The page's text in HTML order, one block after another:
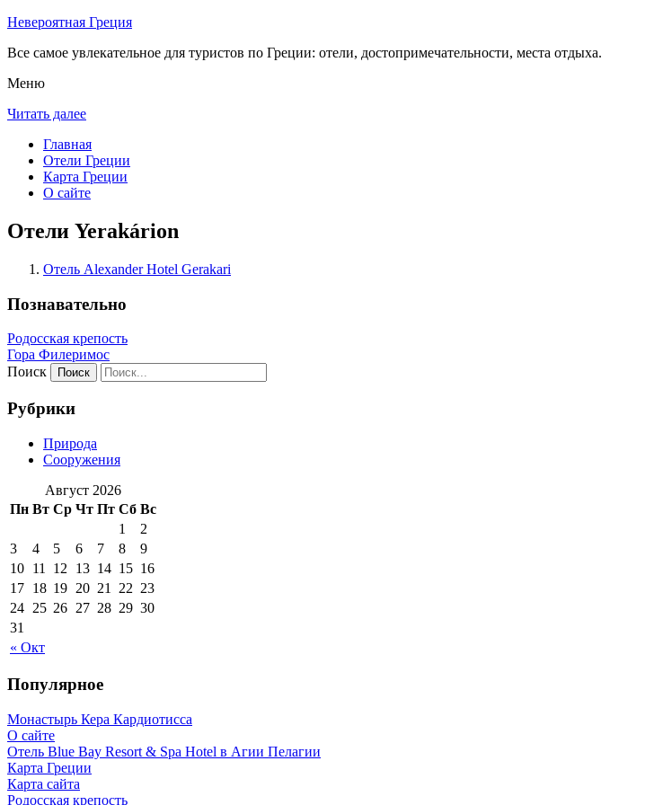
Невероятная Греция
Все самое увлекательное для туристов по Греции: отели, достопримечательности, места отдыха.
Меню
Читать далее
Главная
Отели Греции
Карта Греции
О сайте
Отели Yerakárion
Отель Alexander Hotel Gerakari
Познавательно
Родосская крепость
Гора Филеримос
Поиск
Рубрики
Природа
Сооружения
Август 2026
Пн Вт Ср Чт Пт Сб Вс
« Окт
1
2
3
4 5 6 7 8
9
10 11 12 13 14 15 16
17 18 19 20 21 22 23
24 25 26 27 28 29 30
31
Популярное
Монастырь Кера Кардиотисса
О сайте
Отель Blue Bay Resort & Spa Hotel в Агии Пелагии
Карта Греции
Карта сайта
Родосская крепость